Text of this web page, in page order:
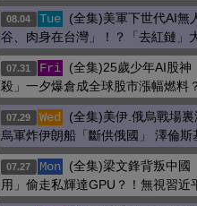
08.04 Tue
(全集)美軍下世代AI無
谷、肉身在台灣」！？「去紅鏈」
07.31 Fri
(全集)25歲少年AI股神
殺」一夕爆倉成全球股市漲幅燃料
07.29 Wed
(全集)美伊.俄烏戰場
烏軍炸伊朗船「斷供俄國」 澤倫斯
07.27 Mon
(全集)梁文鋒背叛中國
用」偷走私輝達GPU？！無視習近